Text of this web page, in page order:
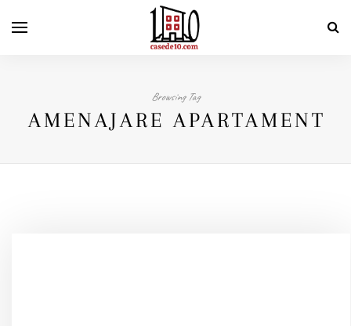
Browsing Tag
AMENAJARE APARTAMENT